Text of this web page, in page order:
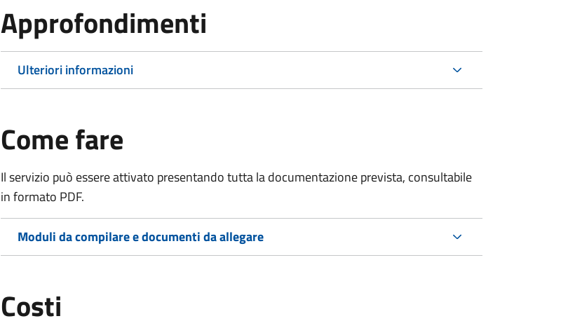
Approfondimenti
Ulteriori informazioni
Come fare
Il servizio può essere attivato presentando tutta la documentazione prevista, consultabile
in formato PDF.
Moduli da compilare e documenti da allegare
Costi